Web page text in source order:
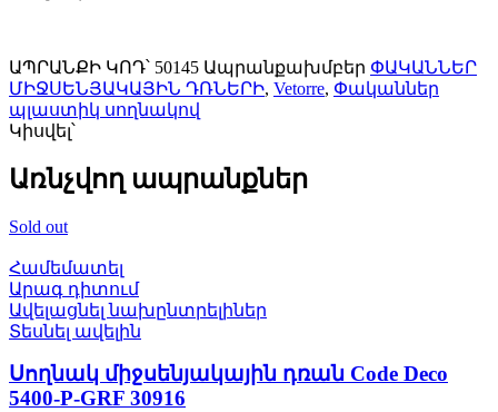
50145
quantity
ԱՊՐԱՆՔԻ ԿՈԴ՝ 50145 Ապրանքախմբեր ՓԱԿԱՆՆԵՐ
ՄԻՋՍԵՆՅԱԿԱՅԻՆ ԴՌՆԵՐԻ, Vetorre, Փականներ
պլաստիկ սողնակով
Կիսվել՝
Առնչվող ապրանքներ
Sold out
Համեմատել
Արագ դիտում
Ավելացնել նախընտրելիներ
Տեսնել ավելին
Սողնակ միջսենյակային դռան Code Deco
5400-P-GRF 30916